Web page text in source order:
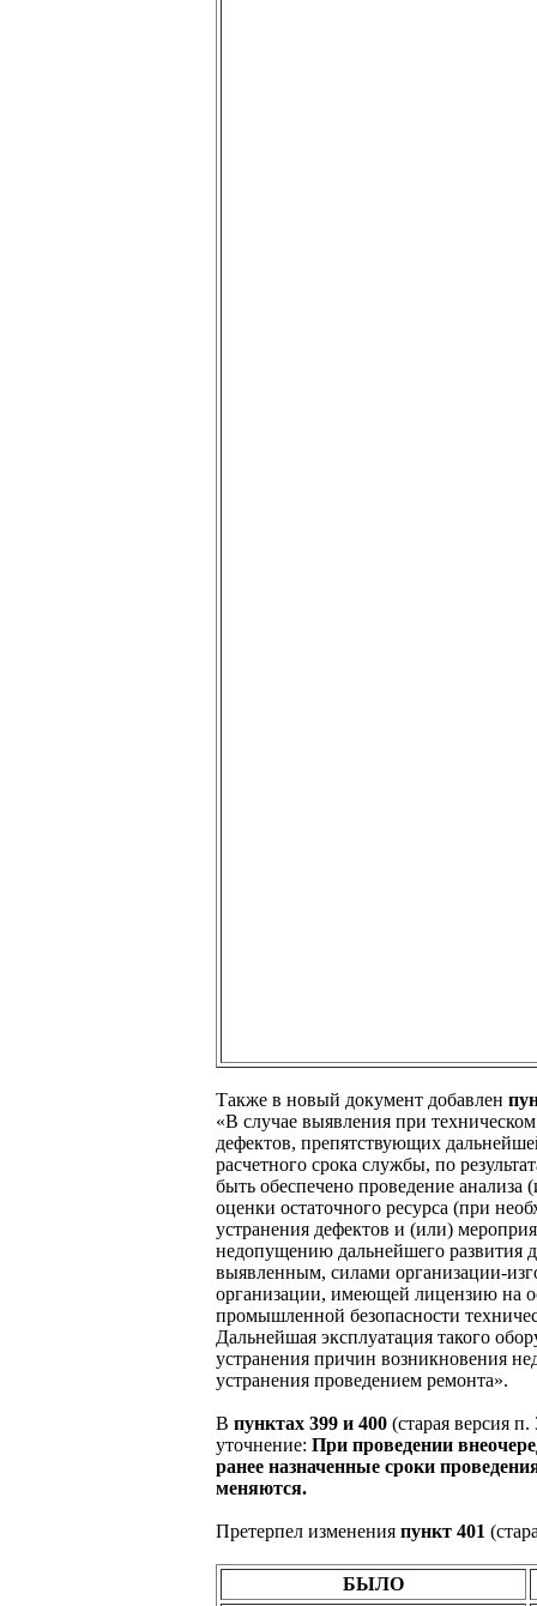
Также в новый документ добавлен
«В случае выявления при
дефектов, препятствующих
расчетного срока службы, по
быть обеспечено проведение
оценки остаточного ресурса (при
устранения дефектов и (или)
недопущению дальнейшего развития
выявленным, силами организации-
организации, имеющей лицензию на
промышленной безопасности
Дальнейшая эксплуатация такого
устранения причин возникновения
устранения проведением ремонта».
В пунктах 399 и 400 (старая версия
уточнение: При проведении
ранее назначенные сроки
меняются.
Претерпел изменения пункт 401
БЫЛО